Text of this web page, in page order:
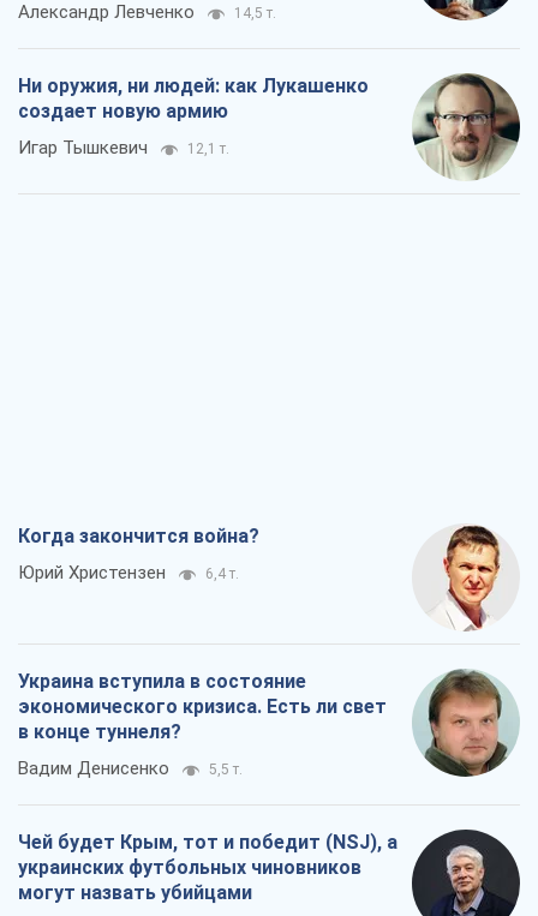
Александр Левченко 14,5 т.
Ни оружия, ни людей: как Лукашенко
создает новую армию
Игар Тышкевич 12,1 т.
Когда закончится война?
Юрий Христензен 6,4 т.
Украина вступила в состояние
экономического кризиса. Есть ли свет
в конце туннеля?
Вадим Денисенко 5,5 т.
Чей будет Крым, тот и победит (NSJ), а
украинских футбольных чиновников
могут назвать убийцами